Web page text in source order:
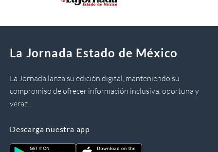
La Jornada Estado de México
La Jornada lanza su edición digital, manteniendo su
compromiso de ofrecer información inclusiva, oportuna y
veraz.
Descarga nuestra app